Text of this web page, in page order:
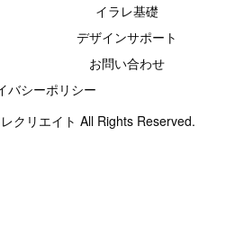
イラレ基礎
デザインサポート
お問い合わせ
バシーポリシー
クリエイト All Rights Reserved.